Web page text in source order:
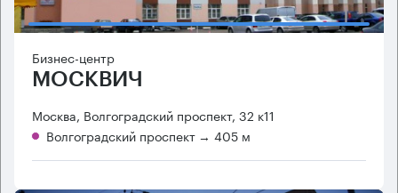
Бизнес-центр
МОСКВИЧ
Москва, Волгоградский проспект, 32 к11
Волгоградский проспект → 405 м